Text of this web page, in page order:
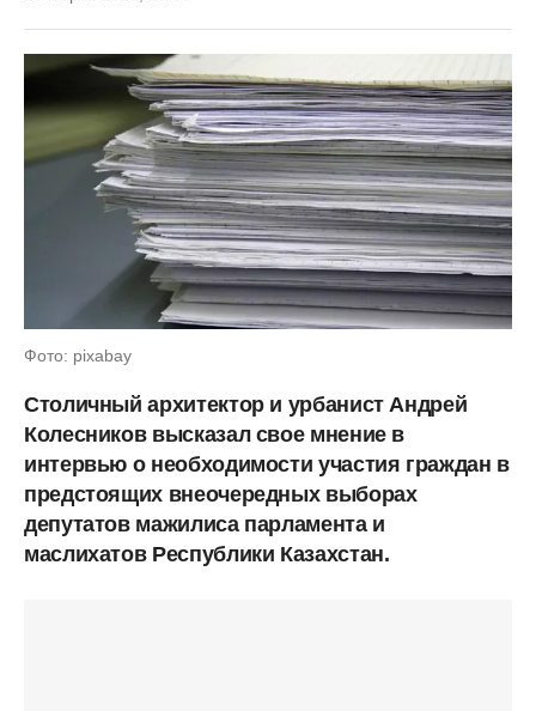
Фото: pixabay
Столичный архитектор и урбанист Андрей
Колесников высказал свое мнение в
интервью о необходимости участия граждан в
предстоящих внеочередных выборах
депутатов мажилиса парламента и
маслихатов Республики Казахстан.